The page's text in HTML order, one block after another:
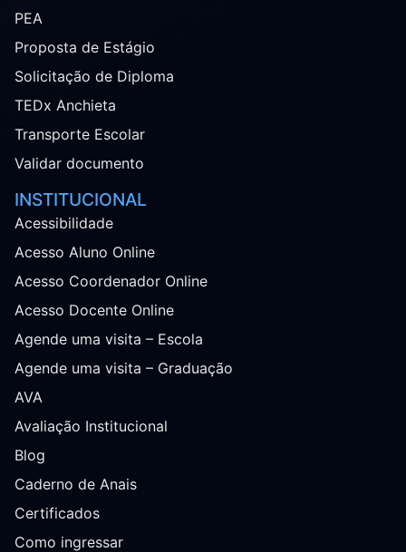
PEA
Proposta de Estágio
Solicitação de Diploma
TEDx Anchieta
Transporte Escolar
Validar documento
INSTITUCIONAL
Acessibilidade
Acesso Aluno Online
Acesso Coordenador Online
Acesso Docente Online
Agende uma visita – Escola
Agende uma visita – Graduação
AVA
Avaliação Institucional
Blog
Caderno de Anais
Certificados
Como ingressar